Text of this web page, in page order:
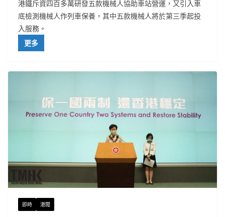
港鐵斥資四百多萬研發五款機械人協助車站營運，又引入車
底檢測機械人作列車保養，其中五款機械人將於第三季起投
入服務。
更多
即時 港聞